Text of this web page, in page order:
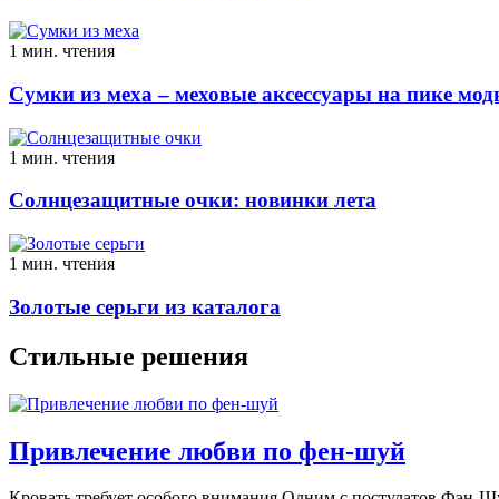
1 мин. чтения
Сумки из меха – меховые аксессуары на пике
1 мин. чтения
Солнцезащитные очки: новинки лета
1 мин. чтения
Золотые серьги из каталога
Стильные решения
Привлечение любви по фен-шуй